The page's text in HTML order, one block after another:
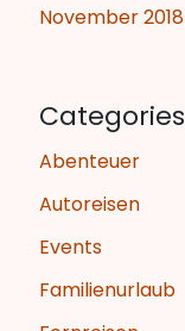
November 2018
Categories
Abenteuer
Autoreisen
Events
Familienurlaub